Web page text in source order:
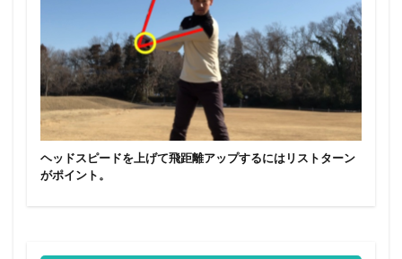
ヘッドスピードを上げて飛距離アップするにはリストターン
がポイント。